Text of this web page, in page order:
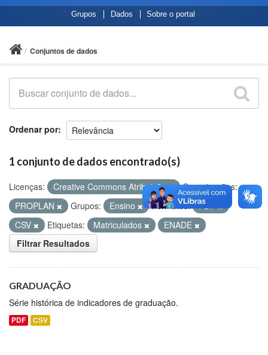
feed twitterCódigos
fonte
de
no
Grupos Dados Sobre o portal
Conjuntos de dados
Ordenar por
1 conjunto de dados encontrado(s)
Licenças: Creative Commons Atribuição
Organizações:
PROPLAN
Grupos: Ensino Formatos:
PDF
CSV
Etiquetas: Matriculados
ENADE
Filtrar Resultados
GRADUAÇÃO
Série histórica de indicadores de graduação.
PDF CSV